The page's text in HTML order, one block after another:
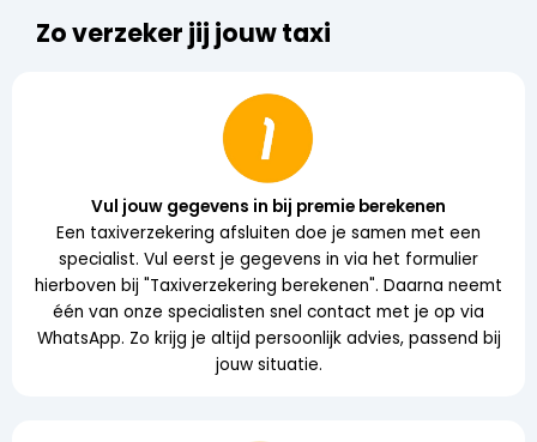
Zo verzeker jij jouw taxi
Vul jouw gegevens in bij premie berekenen
Een taxiverzekering afsluiten doe je samen met een
specialist. Vul eerst je gegevens in via het formulier
hierboven bij "Taxiverzekering berekenen". Daarna neemt
één van onze specialisten snel contact met je op via
WhatsApp. Zo krijg je altijd persoonlijk advies, passend bij
jouw situatie.